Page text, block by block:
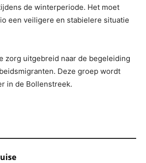
de winterperiode. Het moet
een veiligere en stabielere situatie
zorg uitgebreid naar de begeleiding
Deze groep wordt
in de Bollenstreek.